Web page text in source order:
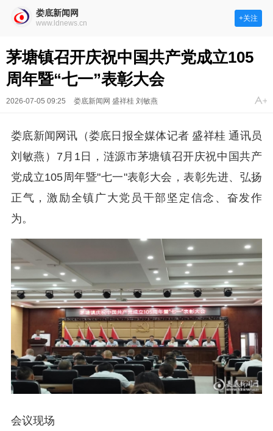
娄底新闻网
www.ldnews.cn
+关注
茅塘镇召开庆祝中国共产党成立105
周年暨“七一”表彰大会
2026-07-05 09:25 娄底新闻网 盛祥桂 刘敏燕
娄底新闻网讯（娄底日报全媒体记者 盛祥桂 通讯员
刘敏燕）7月1日，涟源市茅塘镇召开庆祝中国共产
党成立105周年暨"七一"表彰大会，表彰先进、弘扬
正气，激励全镇广大党员干部坚定信念、奋发作
为。
会议现场